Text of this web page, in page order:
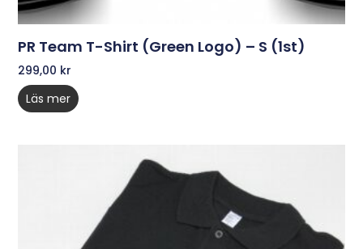
PR Team T-Shirt (Green Logo) – S (1st)
299,00 kr
Läs mer